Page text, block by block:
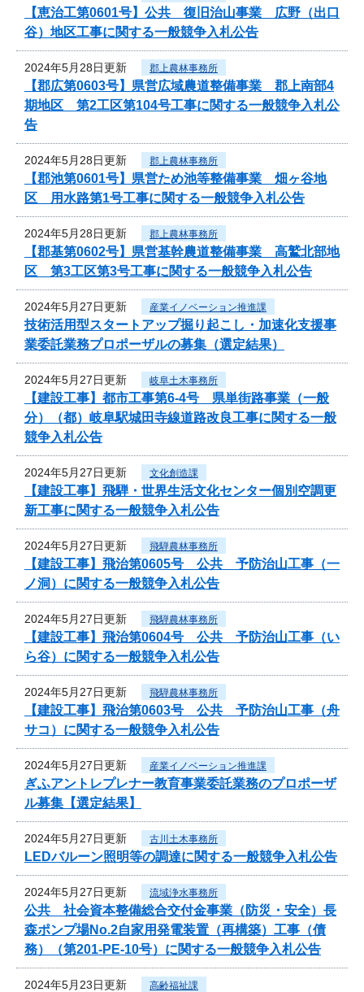
【恵治工第0601号】公共 復旧治山事業 広野（出口
谷）地区工事に関する一般競争入札公告
2024年5月28日更新 郡上農林事務所
【郡広第0603号】県営広域農道整備事業 郡上南部4
期地区 第2工区第104号工事に関する一般競争入札公
告
2024年5月28日更新 郡上農林事務所
【郡池第0601号】県営ため池等整備事業 畑ヶ谷地
区 用水路第1号工事に関する一般競争入札公告
2024年5月28日更新 郡上農林事務所
【郡基第0602号】県営基幹農道整備事業 高鷲北部地
区 第3工区第3号工事に関する一般競争入札公告
2024年5月27日更新 産業イノベーション推進課
技術活用型スタートアップ掘り起こし・加速化支援事
業委託業務プロポーザルの募集（選定結果）
2024年5月27日更新 岐阜土木事務所
【建設工事】都市工事第6-4号 県単街路事業（一般
分）（都）岐阜駅城田寺線道路改良工事に関する一般
競争入札公告
2024年5月27日更新 文化創造課
【建設工事】飛騨・世界生活文化センター個別空調更
新工事に関する一般競争入札公告
2024年5月27日更新 飛騨農林事務所
【建設工事】飛治第0605号 公共 予防治山工事（一
ノ洞）に関する一般競争入札公告
2024年5月27日更新 飛騨農林事務所
【建設工事】飛治第0604号 公共 予防治山工事（い
ら谷）に関する一般競争入札公告
2024年5月27日更新 飛騨農林事務所
【建設工事】飛治第0603号 公共 予防治山工事（舟
サコ）に関する一般競争入札公告
2024年5月27日更新 産業イノベーション推進課
ぎふアントレプレナー教育事業委託業務のプロポーザ
ル募集【選定結果】
2024年5月27日更新 古川土木事務所
LEDバルーン照明等の調達に関する一般競争入札公告
2024年5月27日更新 流域浄水事務所
公共 社会資本整備総合交付金事業（防災・安全）長
森ポンプ場No.2自家用発電装置（再構築）工事（債
務）（第201-PE-10号）に関する一般競争入札公告
2024年5月23日更新 高齢福祉課